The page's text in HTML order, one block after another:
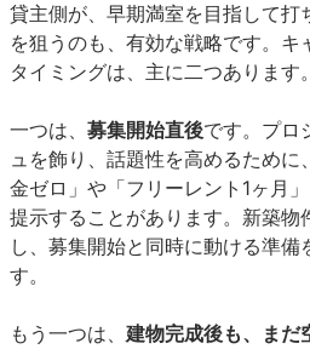
貸主側が、早期満室を目指して打
を狙うのも、有効な戦略です。
タイミングは、主に二つあります。
一つは、 募集開始直後です。プロ
ュを飾り、話題性を高めるため
金ゼロ」や「フリーレント1ヶ月
提示することがあります。新築物
し、募集開始と同時に動ける準
す。
もう一つは、 建物完成後も、まだ